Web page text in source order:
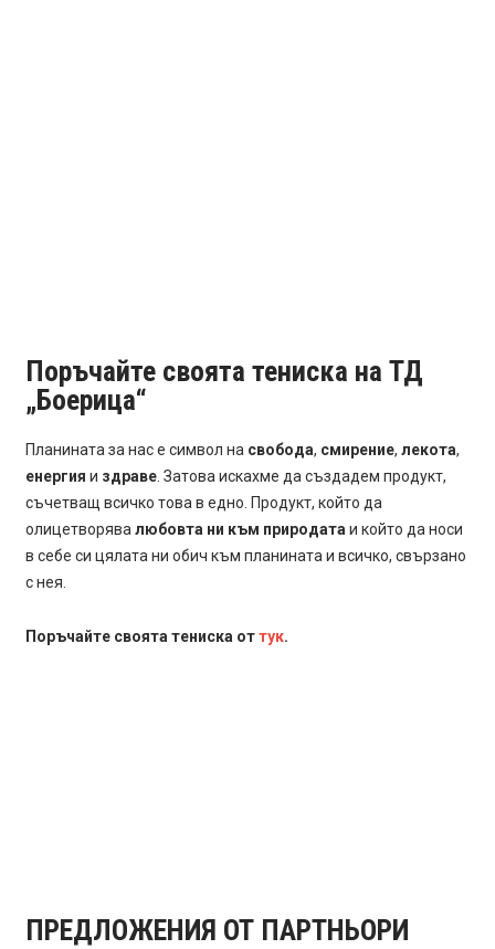
Поръчайте своята тениска на ТД
„Боерица“
Планината за нас е символ на свобода, смирение,лекота,
енергия и здраве . Затова искахме да създадем продукт,
съчетващ всичко това в едно. Продукт, който да
олицетворява любовта ни към природата и който да носи
в себе си цялата ни обич към планината и всичко, свързано
с нея.
Поръчайте своята тениска оттук.
ПРЕДЛОЖЕНИЯ ОТ ПАРТНЬОРИ